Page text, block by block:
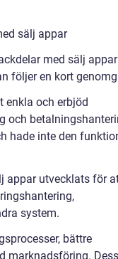
sälj appar
med sälj
följer en kort
enkla och erbjöd
och
hade inte den
appar utvecklats för
system.
bättre
marknadsföring.